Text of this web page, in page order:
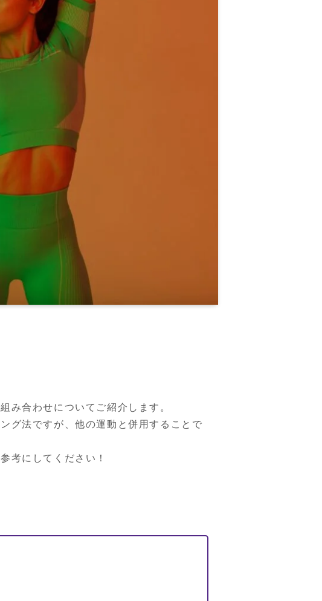
み合わせについてご紹介します。
グ法ですが、他の運動と併用することで
考にしてください！